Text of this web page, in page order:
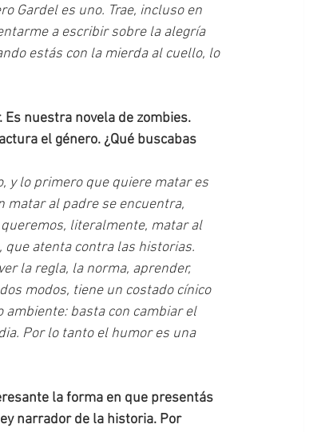
Gardel es uno. Trae, incluso en
a escribir sobre la alegría
estás con la mierda al cuello, lo
nuestra novela de zombies.
el género. ¿Qué buscabas
y lo primero que quiere matar es
matar al padre se encuentra,
literalmente, matar al
que atenta contra las historias.
la regla, la norma, aprender,
modos, tiene un costado cínico
ambiente: basta con cambiar el
Por lo tanto el humor es una
la forma en que presentás
narrador de la historia. Por